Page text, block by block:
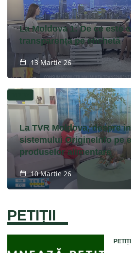
La Moldova 1: De ce este
transparența pe etichetă
13 Martie 26
La TVR Moldova, despre
sistemului OrigineInfo pe
produselor alimentare
10 Martie 26
PETIȚII
PETIȚII